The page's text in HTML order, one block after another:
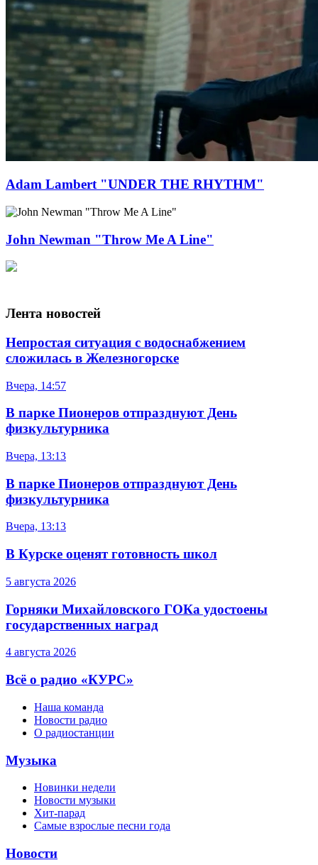
Adam Lambert "UNDER THE RHYTHM"
John Newman "Throw Me A Line"
Лента новостей
Непростая ситуация с водоснабжением
сложилась в Железногорске
Вчера, 14:57
В парке Пионеров отпразднуют День
физкультурника
Вчера, 13:13
В парке Пионеров отпразднуют День
физкультурника
Вчера, 13:13
В Курске оценят готовность школ
5 августа 2026
Горняки Михайловского ГОКа удостоены
государственных наград
4 августа 2026
Всё о радио «КУРС»
Наша команда
Новости радио
О радиостанции
Музыка
Новинки недели
Новости музыки
Хит-парад
Самые взрослые песни года
Новости